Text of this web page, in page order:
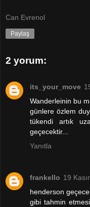
Can Evrenol
Paylaş
2 yorum:
its_your_move
Wanderleinin bu
günlere özlem
tükendi artık
geçecektir...
Yanıtla
frankello 19
henderson
gibi tahmin